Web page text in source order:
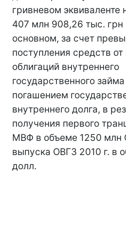
гривневом эквиваленте
407 млн 908,26 тыс. грн
основном, за счет
поступления средств
облигаций внутреннего
государственного
погашением
внутреннего долга, в
получения первого
МВФ в объеме 1250 млн
выпуска ОВГЗ 2010 г. в
долл.